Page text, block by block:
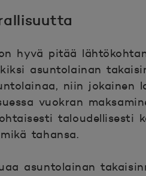
hyvä pitää
asuntolainan
niin jokainen
vuokran
taloudellisesti
tahansa.
asuntolainan